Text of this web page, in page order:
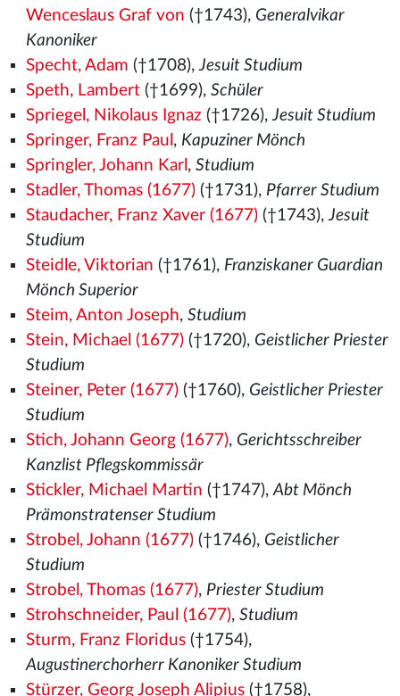
Wenceslaus Graf von (†1743), Generalvikar
Kanoniker
Specht, Adam (†1708),Jesuit Studium
Speth, Lambert(†1699), Schüler
Spriegel, Nikolaus Ignaz (†1726),Jesuit Studium
Springer, Franz Paul , Kapuziner Mönch
Springler, Johann Karl , Studium
Stadler, Thomas (1677)(†1731), Pfarrer Studium
Staudacher, Franz Xaver (1677)(†1743),Jesuit
Studium
Steidle, Viktorian (†1761), Franziskaner Guardian
Mönch Superior
Steim, Anton Joseph, Studium
Stein, Michael (1677)(†1720), Geistlicher Priester
Studium
Steiner, Peter (1677)(†1760), Geistlicher Priester
Studium
Stich, Johann Georg (1677), Gerichtsschreiber
Kanzlist Pflegskommissär
Stickler, Michael Martin (†1747),Abt Mönch
Prämonstratenser Studium
Strobel, Johann (1677)(†1746), Geistlicher
Studium
Strobel, Thomas (1677), Priester Studium
Strohschneider, Paul (1677), Studium
Sturm, Franz Floridus(†1754),
Augustinerchorherr Kanoniker Studium
Stürzer, Georg Joseph Alipius(†1758),